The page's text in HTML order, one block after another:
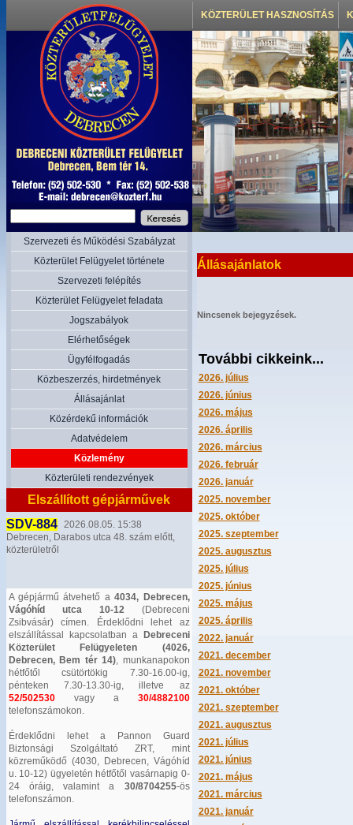
KÖZTERÜLET HASZNOSÍTÁS
Szervezeti és Működési Szabályzat
Közterület Felügyelet története
Szervezeti felépítés
Közterület Felügyelet feladata
Jogszabályok
Elérhetőségek
Ügyfélfogadás
Közbeszerzés, hirdetmények
Állásajánlat
Közérdekű információk
Adatvédelem
Közlemény
Közterületi rendezvények
Elszállított gépjárművek
SDV-884
2026.08.05. 15:38
Debrecen, Darabos utca 48. szám előtt,
közterületről
A gépjármű átvehető a4034, Debrecen,
Vágóhíd utca 10-12(Debreceni
Zsibvásár) címen. Érdeklődni lehet az
elszállítással kapcsolatban a
Debreceni
Közterület Felügyeleten (4026,
Debrecen, Bem tér 14), munkanapokon
hétfőtől csütörtökig 7.30-16.00-ig,
pénteken 7.30-13.30-ig, illetve az
52/502530vagy a 30/4882100
telefonszámokon.
Érdeklődni lehet a Pannon Guard
Biztonsági Szolgáltató ZRT, mint
közreműködő (4030, Debrecen, Vágóhíd
u. 10-12) ügyeletén hétfőtől vasárnapig 0-
24 óráig, valamint a 30/8704255-ös
telefonszámon.
Állásajánlatok
Nincsenek bejegyzések.
További cikkeink...
2026. július
2026. június
2026. május
2026. április
2026. március
2026. február
2026. január
2025. november
2025. október
2025. szeptember
2025. augusztus
2025. július
2025. június
2025. május
2025. április
2022. január
2021. december
2021. november
2021. október
2021. szeptember
2021. augusztus
2021. július
2021. június
2021. május
2021. március
2021. január